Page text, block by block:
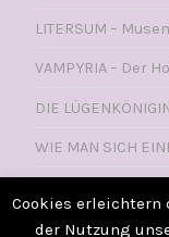
LITERSUM –
VAMPYRIA – Der
DIE
WIE MAN SICH
Cookies erleichtern
der Nutzung